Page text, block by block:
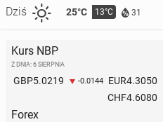
Dziś 25°C 13°C 31
Kurs NBP
Z DNIA: 6 SIERPNIA
GBP5.0219 -0.0144 EUR4.3050
CHF4.6080
Forex